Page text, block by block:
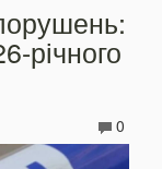
річного
0